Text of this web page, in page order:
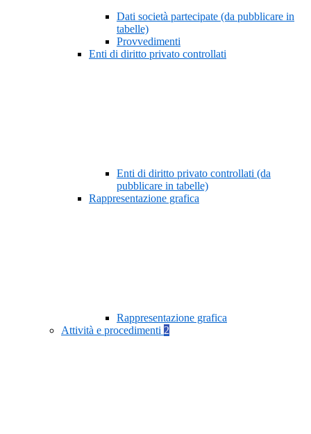
Dati società partecipate (da pubblicare in
tabelle)
Provvedimenti
Enti di diritto privato controllati
Enti di diritto privato controllati (da
pubblicare in tabelle)
Rappresentazione grafica
Rappresentazione grafica
Attività e procedimenti 2